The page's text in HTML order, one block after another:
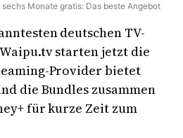
Monate gratis: Das beste Angebot
deutschen TV-
starten jetzt die
Provider bietet
die Bundles zusammen
für kurze Zeit zum